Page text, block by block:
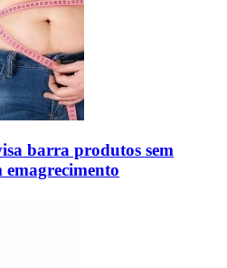
barra produtos sem